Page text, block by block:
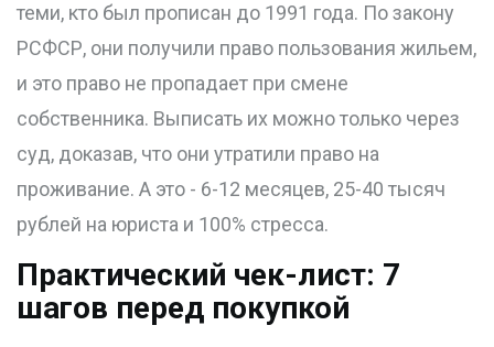
теми, кто был прописан до 1991 года. По закону
РСФСР, они получили право пользования жильем,
и это право не пропадает при смене
собственника. Выписать их можно только через
суд, доказав, что они утратили право на
проживание. А это - 6-12 месяцев, 25-40 тысяч
рублей на юриста и 100% стресса.
Практический чек-лист: 7
шагов перед покупкой